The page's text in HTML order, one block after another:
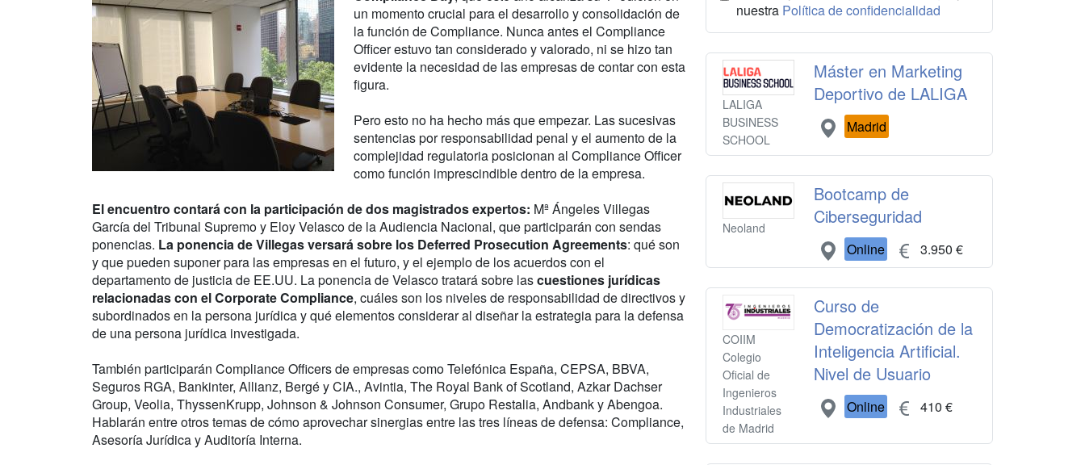
un momento crucial para el desarrollo y consolidación de
la función de Compliance. Nunca antes el Compliance
Officer estuvo tan considerado y valorado, ni se hizo tan
evidente la necesidad de las empresas de contar con esta
figura.
Pero esto no ha hecho más que empezar. Las sucesivas
sentencias por responsabilidad penal y el aumento de la
complejidad regulatoria posicionan al Compliance Officer
como función imprescindible dentro de la empresa.
El encuentro contará con la participación de dos magistrados expertos: Mª Ángeles Villegas
García del Tribunal Supremo y Eloy Velasco de la Audiencia Nacional, que participarán con sendas
ponencias. La ponencia de Villegas versará sobre los Deferred Prosecution Agreements: qué son
y que pueden suponer para las empresas en el futuro, y el ejemplo de los acuerdos con el
departamento de justicia de EE.UU. La ponencia de Velasco tratará sobre lascuestiones jurídicas
relacionadas con el Corporate Compliance, cuáles son los niveles de responsabilidad de directivos y
subordinados en la persona jurídica y qué elementos considerar al diseñar la estrategia para la defensa
de una persona jurídica investigada.
También participarán Compliance Officers de empresas como Telefónica España, CEPSA, BBVA,
Seguros RGA, Bankinter, Allianz, Bergé y CIA., Avintia, The Royal Bank of Scotland, Azkar Dachser
Group, Veolia, ThyssenKrupp, Johnson & Johnson Consumer, Grupo Restalia, Andbank y Abengoa.
Hablarán entre otros temas de cómo aprovechar sinergias entre las tres líneas de defensa: Compliance,
Asesoría Jurídica y Auditoría Interna.
nuestra Política de confidencialidad
LALIGA
BUSINESS
SCHOOL
Máster en Marketing
Deportivo de LALIGA
Madrid
Neoland
Bootcamp de
Ciberseguridad
Online 3.950 €
COIIM
Colegio
Oficial de
Ingenieros
Industriales
de Madrid
Curso de
Democratización de la
Inteligencia Artificial.
Nivel de Usuario
Online 410 €